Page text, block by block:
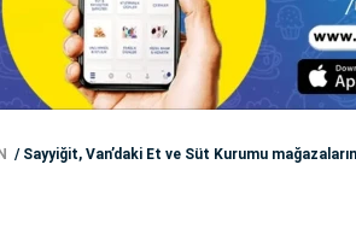
Sayyiğit, Van’daki Et ve Süt Kurumu